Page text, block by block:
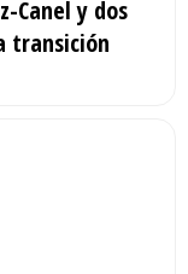
Canel y dos
transición